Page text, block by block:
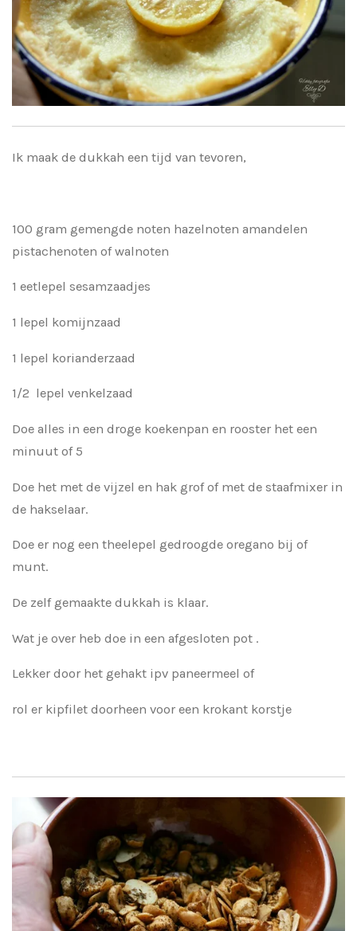
Ik maak de dukkah een tijd van tevoren,
100 gram gemengde noten hazelnoten amandelen
pistachenoten of walnoten
1 eetlepel sesamzaadjes
1 lepel komijnzaad
1 lepel korianderzaad
1/2 lepel venkelzaad
Doe alles in een droge koekenpan en rooster het een
minuut of 5
Doe het met de vijzel en hak grof of met de staafmixer in
de hakselaar.
Doe er nog een theelepel gedroogde oregano bij of
munt.
De zelf gemaakte dukkah is klaar.
Wat je over heb doe in een afgesloten pot .
Lekker door het gehakt ipv paneermeel of
rol er kipfilet doorheen voor een krokant korstje